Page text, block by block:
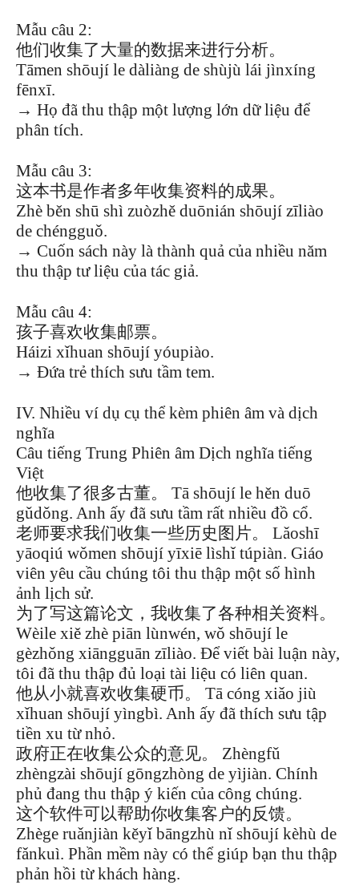
Mẫu câu 2:
他们收集了大量的数据来进行分析。
Tāmen shōují le dàliàng de shùjù lái jìnxíng
fēnxī.
→ Họ đã thu thập một lượng lớn dữ liệu để
phân tích.
Mẫu câu 3:
这本书是作者多年收集资料的成果。
Zhè běn shū shì zuòzhě duōnián shōují zīliào
de chéngguǒ.
→ Cuốn sách này là thành quả của nhiều năm
thu thập tư liệu của tác giả.
Mẫu câu 4:
孩子喜欢收集邮票。
Háizi xǐhuan shōují yóupiào.
→ Đứa trẻ thích sưu tầm tem.
IV. Nhiều ví dụ cụ thể kèm phiên âm và dịch
nghĩa
Câu tiếng Trung Phiên âm Dịch nghĩa tiếng
Việt
他收集了很多古董。 Tā shōují le hěn duō
gǔdǒng. Anh ấy đã sưu tầm rất nhiều đồ cổ.
老师要求我们收集一些历史图片。 Lǎoshī
yāoqiú wǒmen shōují yīxiē lìshǐ túpiàn. Giáo
viên yêu cầu chúng tôi thu thập một số hình
ảnh lịch sử.
为了写这篇论文，我收集了各种相关资料。
Wèile xiě zhè piān lùnwén, wǒ shōují le
gèzhǒng xiāngguān zīliào. Để viết bài luận này,
tôi đã thu thập đủ loại tài liệu có liên quan.
他从小就喜欢收集硬币。 Tā cóng xiǎo jiù
xǐhuan shōují yìngbì. Anh ấy đã thích sưu tập
tiền xu từ nhỏ.
政府正在收集公众的意见。 Zhèngfǔ
zhèngzài shōují gōngzhòng de yìjiàn. Chính
phủ đang thu thập ý kiến của công chúng.
这个软件可以帮助你收集客户的反馈。
Zhège ruǎnjiàn kěyǐ bāngzhù nǐ shōují kèhù de
fǎnkuì. Phần mềm này có thể giúp bạn thu thập
phản hồi từ khách hàng.